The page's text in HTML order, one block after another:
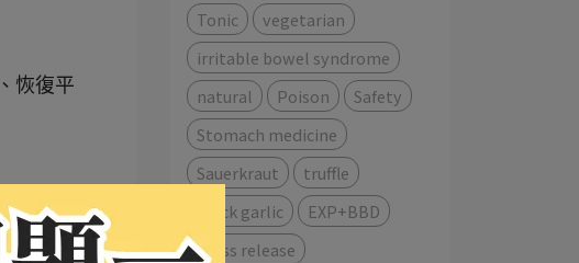
恢復平
「吃一點
Tonic
vegetarian
irritable bowel syndrome
natural
Poison
Safety
Stomach medicine
Sauerkraut
truffle
black garlic
EXP+BBD
press release